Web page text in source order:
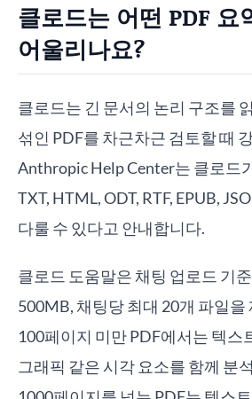
클로드는 어떤 PDF 요
어울리나요?
클로드는 긴 문서의 논리 구조를
섞인 PDF를 차근차근 검토할 때
Anthropic Help Center는 클로드
TXT, HTML, ODT, RTF, EPUB,
다룰 수 있다고 안내합니다.
클로드 도움말은 채팅 업로드 기
500MB, 채팅당 최대 20개 파일을
100페이지 미만 PDF에서는 텍스
그래픽 같은 시각 요소를 함께 분